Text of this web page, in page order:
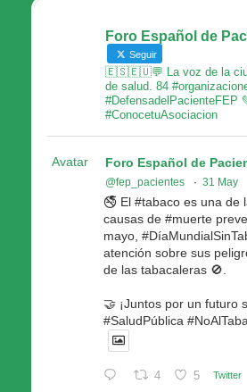
Foro Español de
Seguir
🇪🇸🇪🇺💬 La voz de la
de salud. 84
#DefensadelPacienteFEP
#ConocetuAsociacion
Avatar Foro Español de
@fep_pacientes · 31 May
🚭 El #tabaco es una de
causas de #muerte
mayo,
atención sobre sus
de las tabacaleras 🚫.
🤝 ¡Juntos por un futuro
#SaludPública
4 5 Twitter